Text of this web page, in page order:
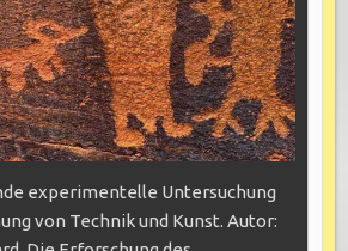
experimentelle Untersuchung
von Technik und Kunst. Autor: